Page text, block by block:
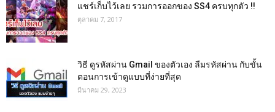
แชร์เก็บไว้เลย รวมการออกของ SS4 ครบทุกตัว !!
ตุลาคม 7, 2017
วิธี ดูรหัสผ่าน Gmail ของตัวเอง ลืมรหัสผ่าน กับขั้น
ตอนการเข้าดูแบบที่ง่ายที่สุด
มีนาคม 29, 2023